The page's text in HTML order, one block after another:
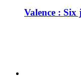
Valence : Six